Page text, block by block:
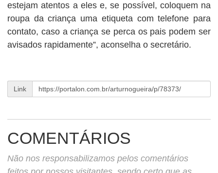
estejam atentos a eles e, se possível, coloquem na
roupa da criança uma etiqueta com telefone para
contato, caso a criança se perca os pais podem ser
avisados rapidamente”, aconselha o secretário.
Link
COMENTÁRIOS
Não nos responsabilizamos pelos comentários